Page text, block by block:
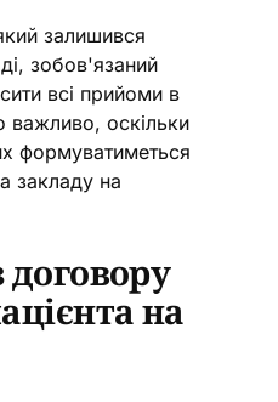
залишився
зобов'язаний
всі прийоми в
оскільки
формуватиметься
закладу на
договору
на